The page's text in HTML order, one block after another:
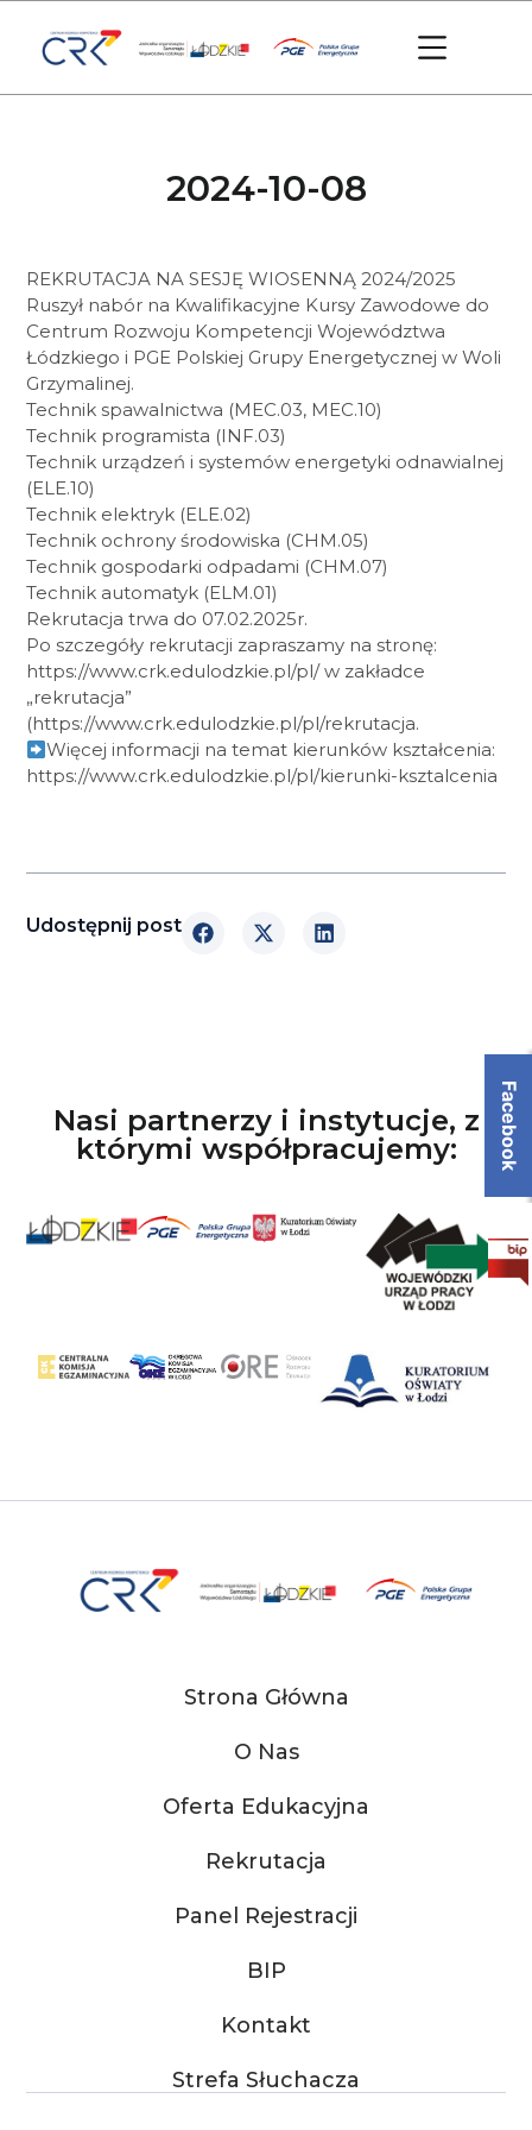
Facebook
2024-10-08
REKRUTACJA NA SESJĘ WIOSENNĄ 2024/2025
Ruszył nabór na Kwalifikacyjne Kursy Zawodowe do
Centrum Rozwoju Kompetencji Województwa
Łódzkiego i PGE Polskiej Grupy Energetycznej w Woli
Grzymalinej.
Technik spawalnictwa (MEC.03, MEC.10)
Technik programista (INF.03)
Technik urządzeń i systemów energetyki odnawialnej
(ELE.10)
Technik elektryk (ELE.02)
Technik ochrony środowiska (CHM.05)
Technik gospodarki odpadami (CHM.07)
Technik automatyk (ELM.01)
Rekrutacja trwa do 07.02.2025r.
Po szczegóły rekrutacji zapraszamy na stronę:
https://www.crk.edulodzkie.pl/pl/ w zakładce
„rekrutacja”
(https://www.crk.edulodzkie.pl/pl/rekrutacja.
Więcej informacji na temat kierunków kształcenia:
https://www.crk.edulodzkie.pl/pl/kierunki-ksztalcenia
Udostępnij post
Nasi partnerzy i instytucje, z
którymi współpracujemy:
Strona Główna
O Nas
Oferta Edukacyjna
Rekrutacja
Panel Rejestracji
BIP
Kontakt
Strefa Słuchacza